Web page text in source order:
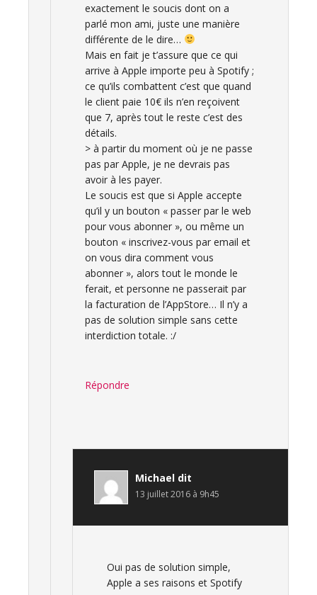
exactement le soucis dont on a
parlé mon ami, juste une manière
différente de le dire…
Mais en fait je t’assure que ce qui
arrive à Apple importe peu à Spotify ;
ce qu’ils combattent c’est que quand
le client paie 10€ ils n’en reçoivent
que 7, après tout le reste c’est des
détails.
> à partir du moment où je ne passe
pas par Apple, je ne devrais pas
avoir à les payer.
Le soucis est que si Apple accepte
qu’il y un bouton « passer par le web
pour vous abonner », ou même un
bouton « inscrivez-vous par email et
on vous dira comment vous
abonner », alors tout le monde le
ferait, et personne ne passerait par
la facturation de l’AppStore… Il n’y a
pas de solution simple sans cette
interdiction totale. :/
Répondre
Michael dit
13 juillet 2016 à 9h45
Oui pas de solution simple,
Apple a ses raisons et Spotify